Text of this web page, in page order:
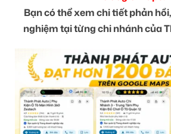
Bạn có thể xem chi tiết phản
nghiệm tại từng chi nhánh của